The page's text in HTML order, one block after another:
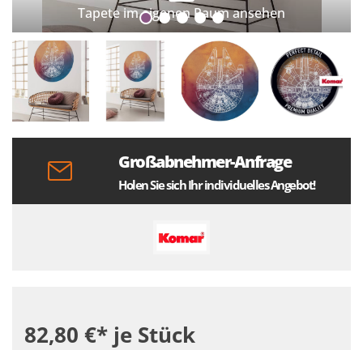
Tapete im eigenen Raum ansehen
Großabnehmer-Anfrage
Holen Sie sich Ihr individuelles Angebot!
82,80 €* je Stück